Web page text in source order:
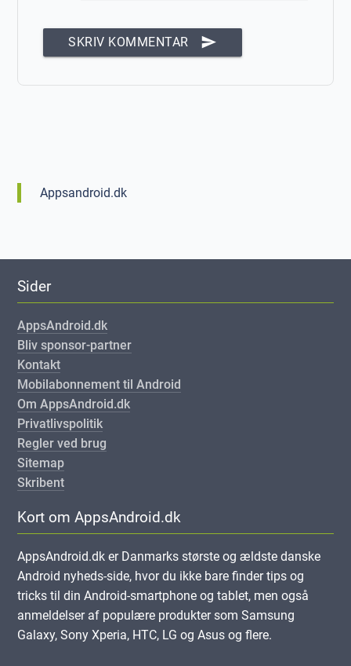
SKRIV KOMMENTAR send
Appsandroid.dk
Sider
AppsAndroid.dk
Bliv sponsor-partner
Kontakt
Mobilabonnement til Android
Om AppsAndroid.dk
Privatlivspolitik
Regler ved brug
Sitemap
Skribent
Kort om AppsAndroid.dk
AppsAndroid.dk er Danmarks største og ældste danske
Android nyheds-side, hvor du ikke bare finder tips og
tricks til din Android-smartphone og tablet, men også
anmeldelser af populære produkter som Samsung
Galaxy, Sony Xperia, HTC, LG og Asus og flere.